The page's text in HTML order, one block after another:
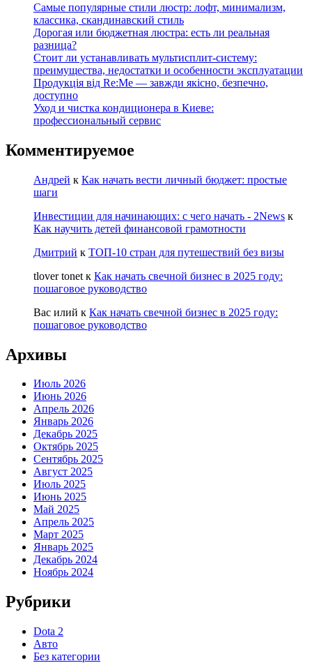
Самые популярные стили люстр: лофт, минимализм,
классика, скандинавский стиль
Дорогая или бюджетная люстра: есть ли реальная
разница?
Стоит ли устанавливать мультисплит-систему:
преимущества, недостатки и особенности эксплуатации
Продукція від Re:Me — завжди якісно, безпечно,
доступно
Уход и чистка кондиционера в Киеве:
профессиональный сервис
Комментируемое
Андрей к Как начать вести личный бюджет: простые
шаги
Инвестиции для начинающих: с чего начать - 2News к
Как научить детей финансовой грамотности
Дмитрий к ТОП-10 стран для путешествий без визы
tlover tonet к Как начать свечной бизнес в 2025 году:
пошаговое руководство
Вас илий к Как начать свечной бизнес в 2025 году:
пошаговое руководство
Архивы
Июль 2026
Июнь 2026
Апрель 2026
Январь 2026
Декабрь 2025
Октябрь 2025
Сентябрь 2025
Август 2025
Июль 2025
Июнь 2025
Май 2025
Апрель 2025
Март 2025
Январь 2025
Декабрь 2024
Ноябрь 2024
Рубрики
Dota 2
Авто
Без категории